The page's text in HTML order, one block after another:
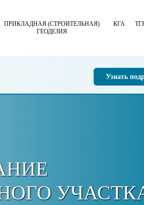
ПРИКЛАДНАЯ (СТРОИТЕЛЬНАЯ)
ГЕОДЕЗИЯ
КГА
Узнать